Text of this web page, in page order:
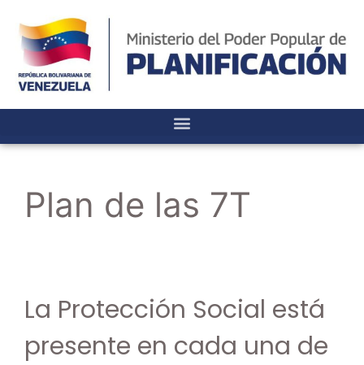
Plan de las 7T
La Protección Social está
presente en cada una de